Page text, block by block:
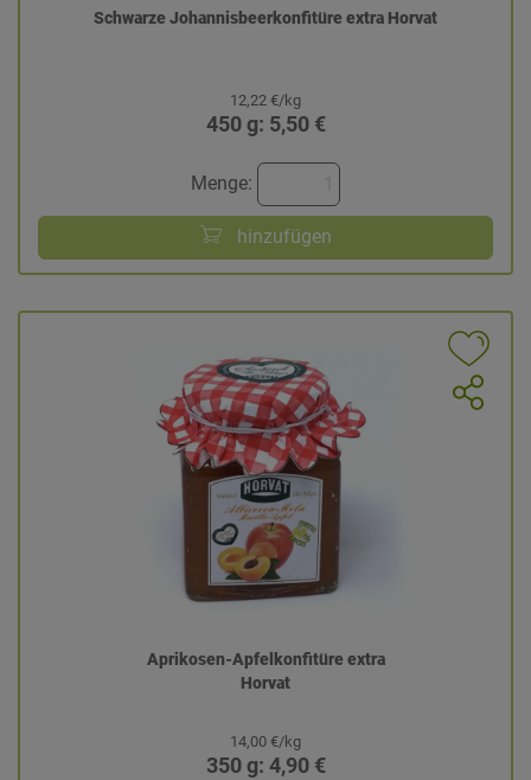
Schwarze Johannisbeerkonfitüre extra Horvat
12,22 €/kg
450 g: 5,50 €
Menge:
hinzufügen
Aprikosen-Apfelkonfitüre extra
Horvat
14,00 €/kg
350 g: 4,90 €